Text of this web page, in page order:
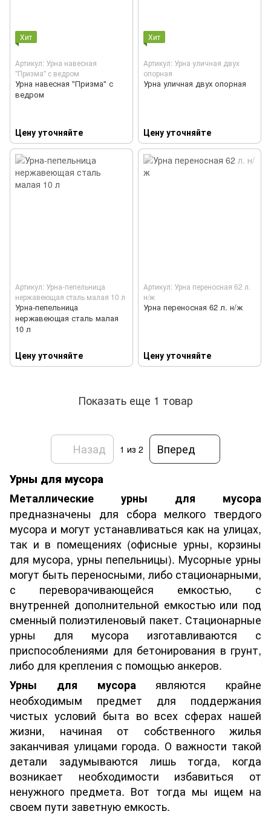
Хит
Артикул: Урна навесная
"Призма" с ведром
Урна навесная "Призма" с
ведром
Цену уточняйте
Хит
Артикул: Урна уличная двух
опорная
Урна уличная двух опорная
Цену уточняйте
Артикул: Урна-пепельница
нержавеющая сталь малая 10 л
Урна-пепельница
нержавеющая сталь малая
10 л
Цену уточняйте
Артикул: Урна переносная 62 л.
н/ж
Урна переносная 62 л. н/ж
Цену уточняйте
Показать еще 1 товар
Назад 1 из 2
Вперед
Урны для мусора
Металлические урны для мусора
предназначены для сбора мелкого твердого
мусора и могут устанавливаться как на улицах,
так и в помещениях (офисные урны, корзины
для мусора, урны пепельницы). Мусорные урны
могут быть переносными, либо стационарными,
с переворачивающейся емкостью, с
внутренней дополнительной емкостью или под
сменный полиэтиленовый пакет. Стационарные
урны для мусора изготавливаются с
приспособлениями для бетонирования в грунт,
либо для крепления с помощью анкеров.
Урны для мусораявляются крайне
необходимым предмет для поддержания
чистых условий быта во всех сферах нашей
жизни, начиная от собственного жилья
заканчивая улицами города. О важности такой
детали задумываются лишь тогда, когда
возникает необходимости избавиться от
ненужного предмета. Вот тогда мы ищем на
своем пути заветную емкость.